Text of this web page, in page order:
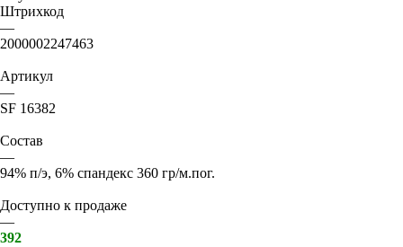
Штрихкод
—
2000002247463
Артикул
—
SF 16382
Состав
—
94% п/э, 6% спандекс 360 гр/м.пог.
Доступно к продаже
—
392